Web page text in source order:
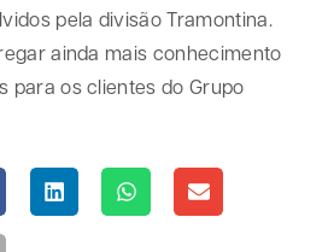
pela divisão Tramontina.
ainda mais conhecimento
para os clientes do Grupo